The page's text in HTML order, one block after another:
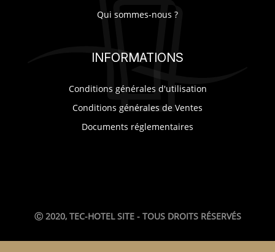
Qui sommes-nous ?
INFORMATIONS
Conditions générales d'utilisation
Conditions générales de Ventes
Documents réglementaires
Ⓒ 2020, TEC-HOTEL SITE - TOUS DROITS RÉSERVÉS